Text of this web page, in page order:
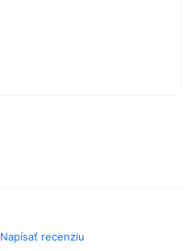
Napísať recenziu